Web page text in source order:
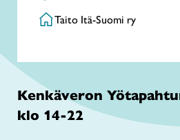
Taito Itä-Suomi ry
Kenkäveron
klo 14-22